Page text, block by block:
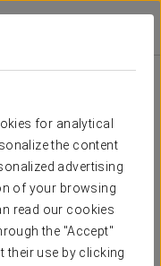
for analytical
the content
advertising
of your browsing
read our cookies
the "Accept"
their use by clicking
и
для того,
пребывание.
максимального
к отдыху.